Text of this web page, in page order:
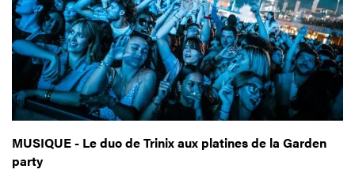
MUSIQUE - Le duo de Trinix aux platines de la Garden
party